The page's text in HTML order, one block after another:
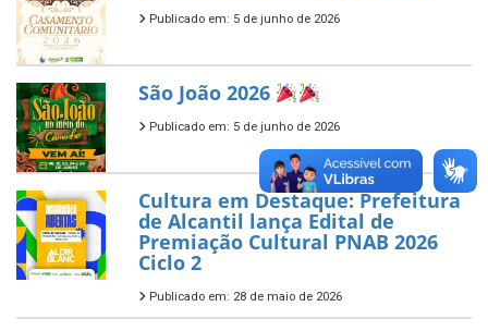
Publicado em: 5 de junho de 2026
São João 2026
Publicado em: 5 de junho de 2026
Cultura em Destaque: Prefeitura
de Alcantil lança Edital de
Premiação Cultural PNAB 2026
Ciclo 2
Publicado em: 28 de maio de 2026